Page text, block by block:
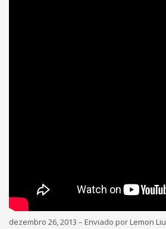
dezembro 26, 2013 – Enviado por Lemon Liu